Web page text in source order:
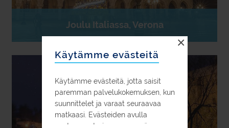
Käytämme evästeitä
Käytämme evästeitä, jotta saisit
paremman palvelukokemuksen, kun
suunnittelet ja varaat seuraavaa
matkaasi. Evästeiden avulla
pystymme tarjoamaan myös
×
Joulu Italiassa, Verona